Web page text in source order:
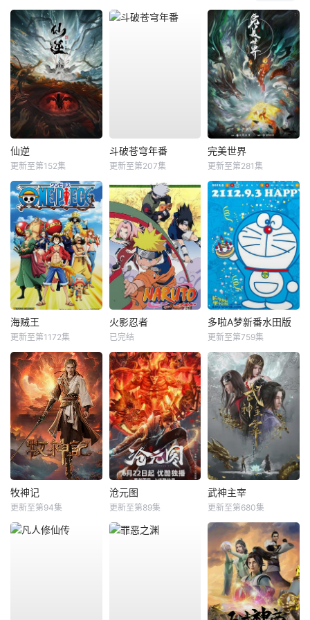
仙逆
更新至第152集
斗破苍穹年番
更新至第207集
完美世界
更新至第281集
海贼王
更新至第1172集
火影忍者
已完结
多啦A梦新番水田版
更新至第759集
牧神记
更新至第94集
沧元图
更新至第89集
武神主宰
更新至第680集